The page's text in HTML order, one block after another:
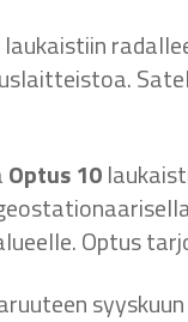
Optus 10
Optus